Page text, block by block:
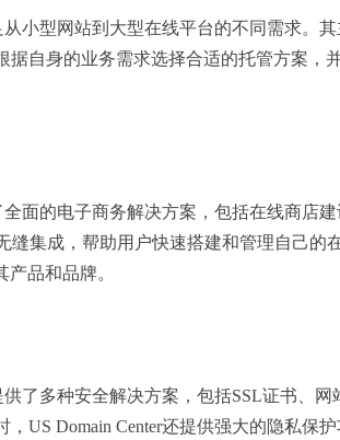
小型网站到大型在线平台的不同需求。
自身的业务需求选择合适的托管方案，
面的电子商务解决方案，包括在线商店
缝集成，帮助用户快速搭建和管理自己的
品和品牌。
了多种安全解决方案，包括SSL证书、
US Domain Center还提供强大的隐私保